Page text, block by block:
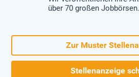
über 70 großen Jobbörsen.
Zur Muster
Stellenanzeige